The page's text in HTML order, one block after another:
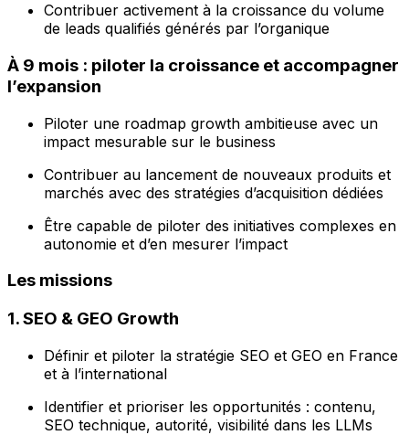
Contribuer activement à la croissance du volume
de leads qualifiés générés par l’organique
À 9 mois : piloter la croissance et accompagner
l’expansion
Piloter une roadmap growth ambitieuse avec un
impact mesurable sur le business
Contribuer au lancement de nouveaux produits et
marchés avec des stratégies d’acquisition dédiées
Être capable de piloter des initiatives complexes en
autonomie et d’en mesurer l’impact
Les missions
1. SEO & GEO Growth
Définir et piloter la stratégie SEO et GEO en France
et à l’international
Identifier et prioriser les opportunités : contenu,
SEO technique, autorité, visibilité dans les LLMs